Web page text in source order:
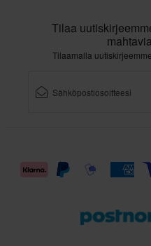
Tilaa
Tilaamalla